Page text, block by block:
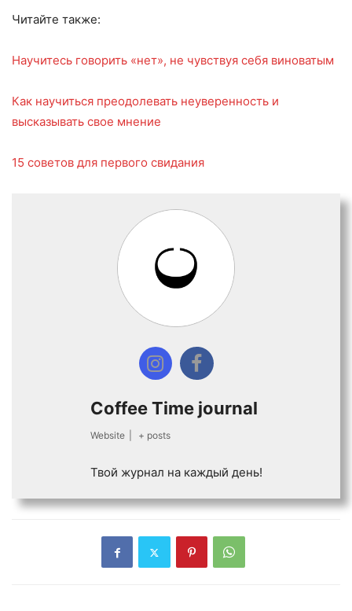
Читайте также:
Научитесь говорить «нет», не чувствуя себя виноватым
Как научиться преодолевать неуверенность и
высказывать свое мнение
15 советов для первого свидания
Coffee Time journal
Website + posts
Твой журнал на каждый день!